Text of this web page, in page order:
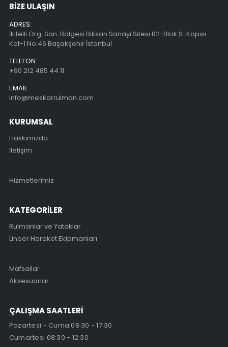
BİZE ULAŞIN
ADRES:
İkitelli Org. San. Bölgesi Biksan Sanayi Sitesi B2-Blok S-Kapısı
Kat-1 No:46 Başakşehir İstanbul
TELEFON:
+90 212 485 44 11
EMAIL:
info@meskarrulman.com
KURUMSAL
Hakkımızda
İletişim
Hizmetlerimiz
KATEGORİLER
Rulmanlar ve Yataklar
Lineer Hareket Ekipmanları
Mafsallar
Aksesuarlar
ÇALIŞMA SAATLERİ
Pazartesi - Cuma 08:30 - 17:30
Cumartesi 08:30 - 12:30